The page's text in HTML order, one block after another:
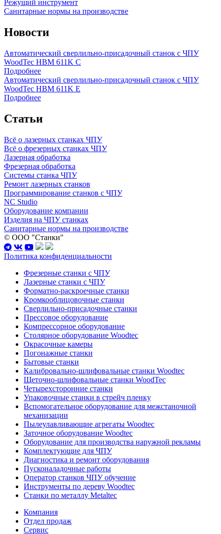
Режущий инструмент
Санитарные нормы на производстве
Новости
Автоматический сверлильно-присадочный станок с ЧПУ
WoodTec HBM 611K C
Подробнее
Автоматический сверлильно-присадочный станок с ЧПУ
WoodTec HBM 611K E
Подробнее
Статьи
Всё о лазерных станках ЧПУ
Всё о фрезерных станках ЧПУ
Лазерная обработка
Фрезерная обработка
Системы станка ЧПУ
Ремонт лазерных станков
Программирование станков с ЧПУ
NC Studio
Оборудование компании
Изделия на ЧПУ станках
Санитарные нормы на производстве
© ООО "Станки"
Политика конфиденциальности
Фрезерные станки с ЧПУ
Лазерные станки с ЧПУ
Форматно-раскроечные станки
Кромкооблицовочные станки
Сверлильно-присадочные станки
Прессовое оборудование
Компрессорное оборудование
Столярное оборудование Woodtec
Окрасочные камеры
Погонажные станки
Бытовые станки
Калибровально-шлифовальные станки Woodtec
Щеточно-шлифовальные станки WoodTec
Четырехсторонние станки
Упаковочные станки в стрейч пленку
Вспомогательное оборудование для межстаночной
механизации
Пылеулавливающие агрегаты Woodtec
Заточное оборудование Woodtec
Оборудование для производства наружной рекламы
Комплектующие для ЧПУ
Диагностика и ремонт оборудования
Пусконаладочные работы
Оператор станков ЧПУ обучение
Инструменты по дереву Woodtec
Станки по металлу Metaltec
Компания
Отдел продаж
Сервис